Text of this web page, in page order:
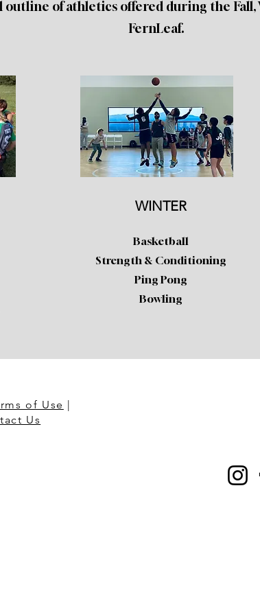
outline of athletics offered during the
FernLeaf.
WINTER
Basketball
Strength & Conditioning
Ping Pong
Bowling
of Use |
Us